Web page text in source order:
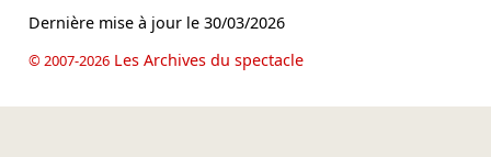
Dernière mise à jour le 30/03/2026
© 2007-2026Les Archives du spectacle